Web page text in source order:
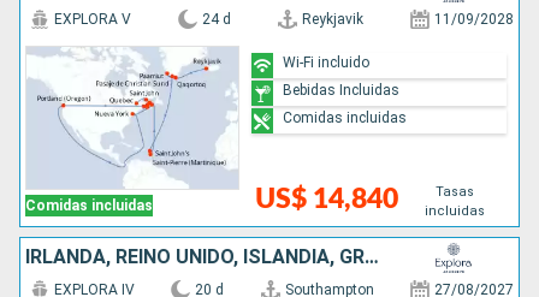
Comidas incluidas
EXPLORA V 24 d Reykjavik 11/09/2028
US$ 14,840
Tasas
incluidas
Wi-Fi incluido
Bebidas Incluidas
Comidas incluidas
IRLANDA, REINO UNIDO, ISLANDIA, GROENLANDIA, ANTIGUA Y BARBUDA, CANADÁ
EXPLORA IV 20 d Southampton 27/08/2027